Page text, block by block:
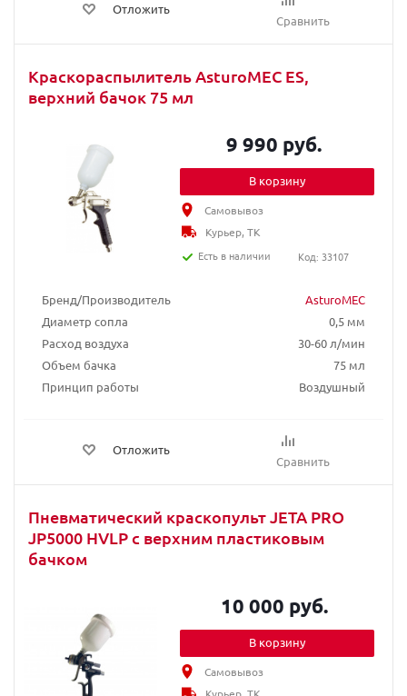
Отложить
Сравнить
Краскораспылитель AsturoMEC ES,
верхний бачок 75 мл
Бренд/Производитель
AsturoMEC
Диаметр сопла
0,5 мм
Расход воздуха
30-60 л/мин
Объем бачка
75 мл
Принцип работы
Воздушный
Отложить
Сравнить
9 990 руб.
В корзину
Самовывоз
Курьер, ТК
Есть в наличии
Код: 33107
Пневматический краскопульт JETA PRO
JP5000 HVLP c верхним пластиковым
бачком
10 000 руб.
В корзину
Самовывоз